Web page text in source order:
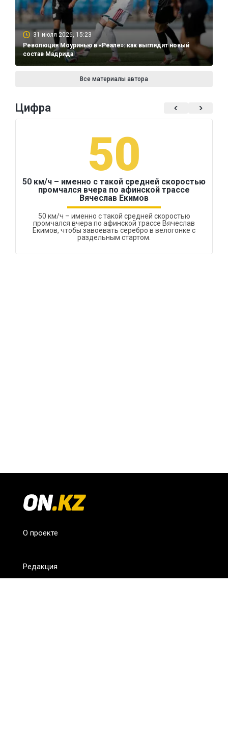
31 июля 2026, 15:23
Революция Моуринью в «Реале»: как выглядит новый
состав Мадрида
Все материалы автора
Цифра
50
50 км/ч – именно с такой средней скоростью
промчался вчера по афинской трассе
Вячеслав Екимов
50 км/ч – именно с такой средней скоростью
промчался вчера по афинской трассе Вячеслав
Екимов, чтобы завоевать серебро в велогонке с
раздельным стартом.
О проекте
Редакция